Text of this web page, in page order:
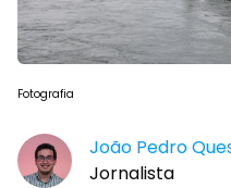
Fotografia
João Pedro
Jornalista